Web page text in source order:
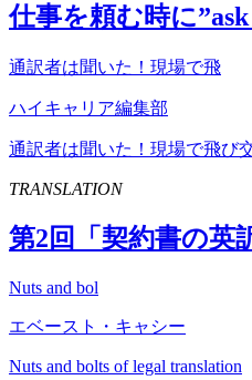
仕事を頼む時に”ask
通訳者は聞いた！現場で飛
ハイキャリア編集部
通訳者は聞いた！現場で飛び
TRANSLATION
第2回「契約書の英
Nuts and bol
エベースト・キャシー
Nuts and bolts of legal translation